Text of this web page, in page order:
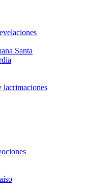
Santa
lacrimaciones